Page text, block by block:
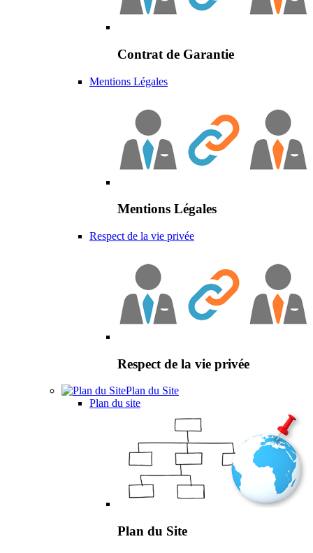
Contrat de Garantie
Mentions Légales
Mentions Légales
Respect de la vie privée
Respect de la vie privée
Plan du Site
Plan du site
Plan du Site